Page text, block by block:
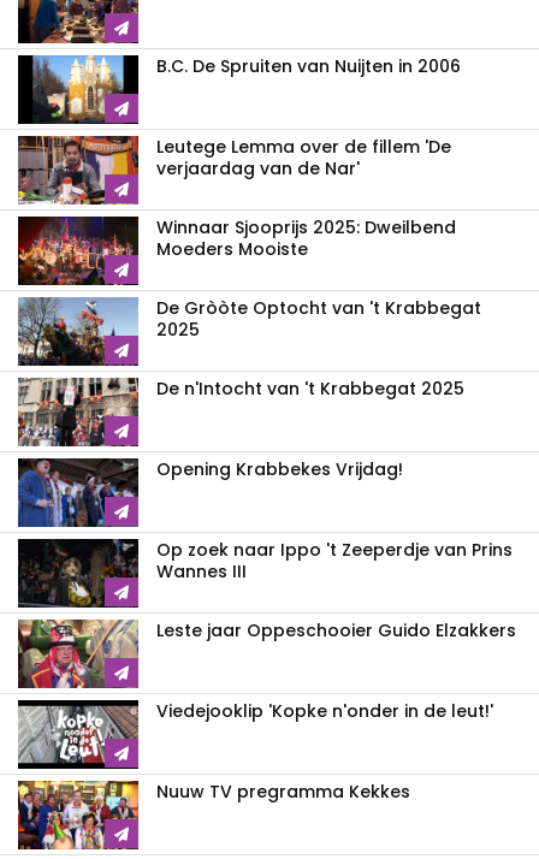
B.C. De Spruiten van Nuijten in 2006
Leutege Lemma over de fillem 'De
verjaardag van de Nar'
Winnaar Sjooprijs 2025: Dweilbend
Moeders Mooiste
De Gròòte Optocht van 't Krabbegat
2025
De n'Intocht van 't Krabbegat 2025
Opening Krabbekes Vrijdag!
Op zoek naar Ippo 't Zeeperdje van Prins
Wannes III
Leste jaar Oppeschooier Guido Elzakkers
Viedejooklip 'Kopke n'onder in de leut!'
Nuuw TV pregramma Kekkes